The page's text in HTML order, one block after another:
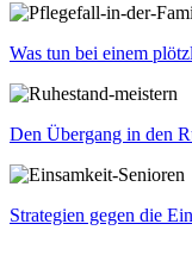
Was tun bei einem
Den Übergang in den
Strategien gegen die